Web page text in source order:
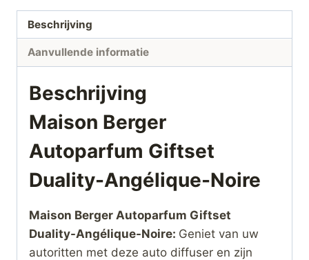
Beschrijving
Aanvullende informatie
Beschrijving
Maison Berger
Autoparfum Giftset
Duality-Angélique-Noire
Maison Berger Autoparfum Giftset
Duality-Angélique-Noire: Geniet van uw
autoritten met deze auto diffuser en zijn